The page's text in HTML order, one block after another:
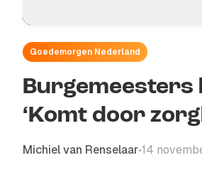
Goedemorgen Nederland
Burgemeesters
‘Komt door
Michiel van Renselaar•14